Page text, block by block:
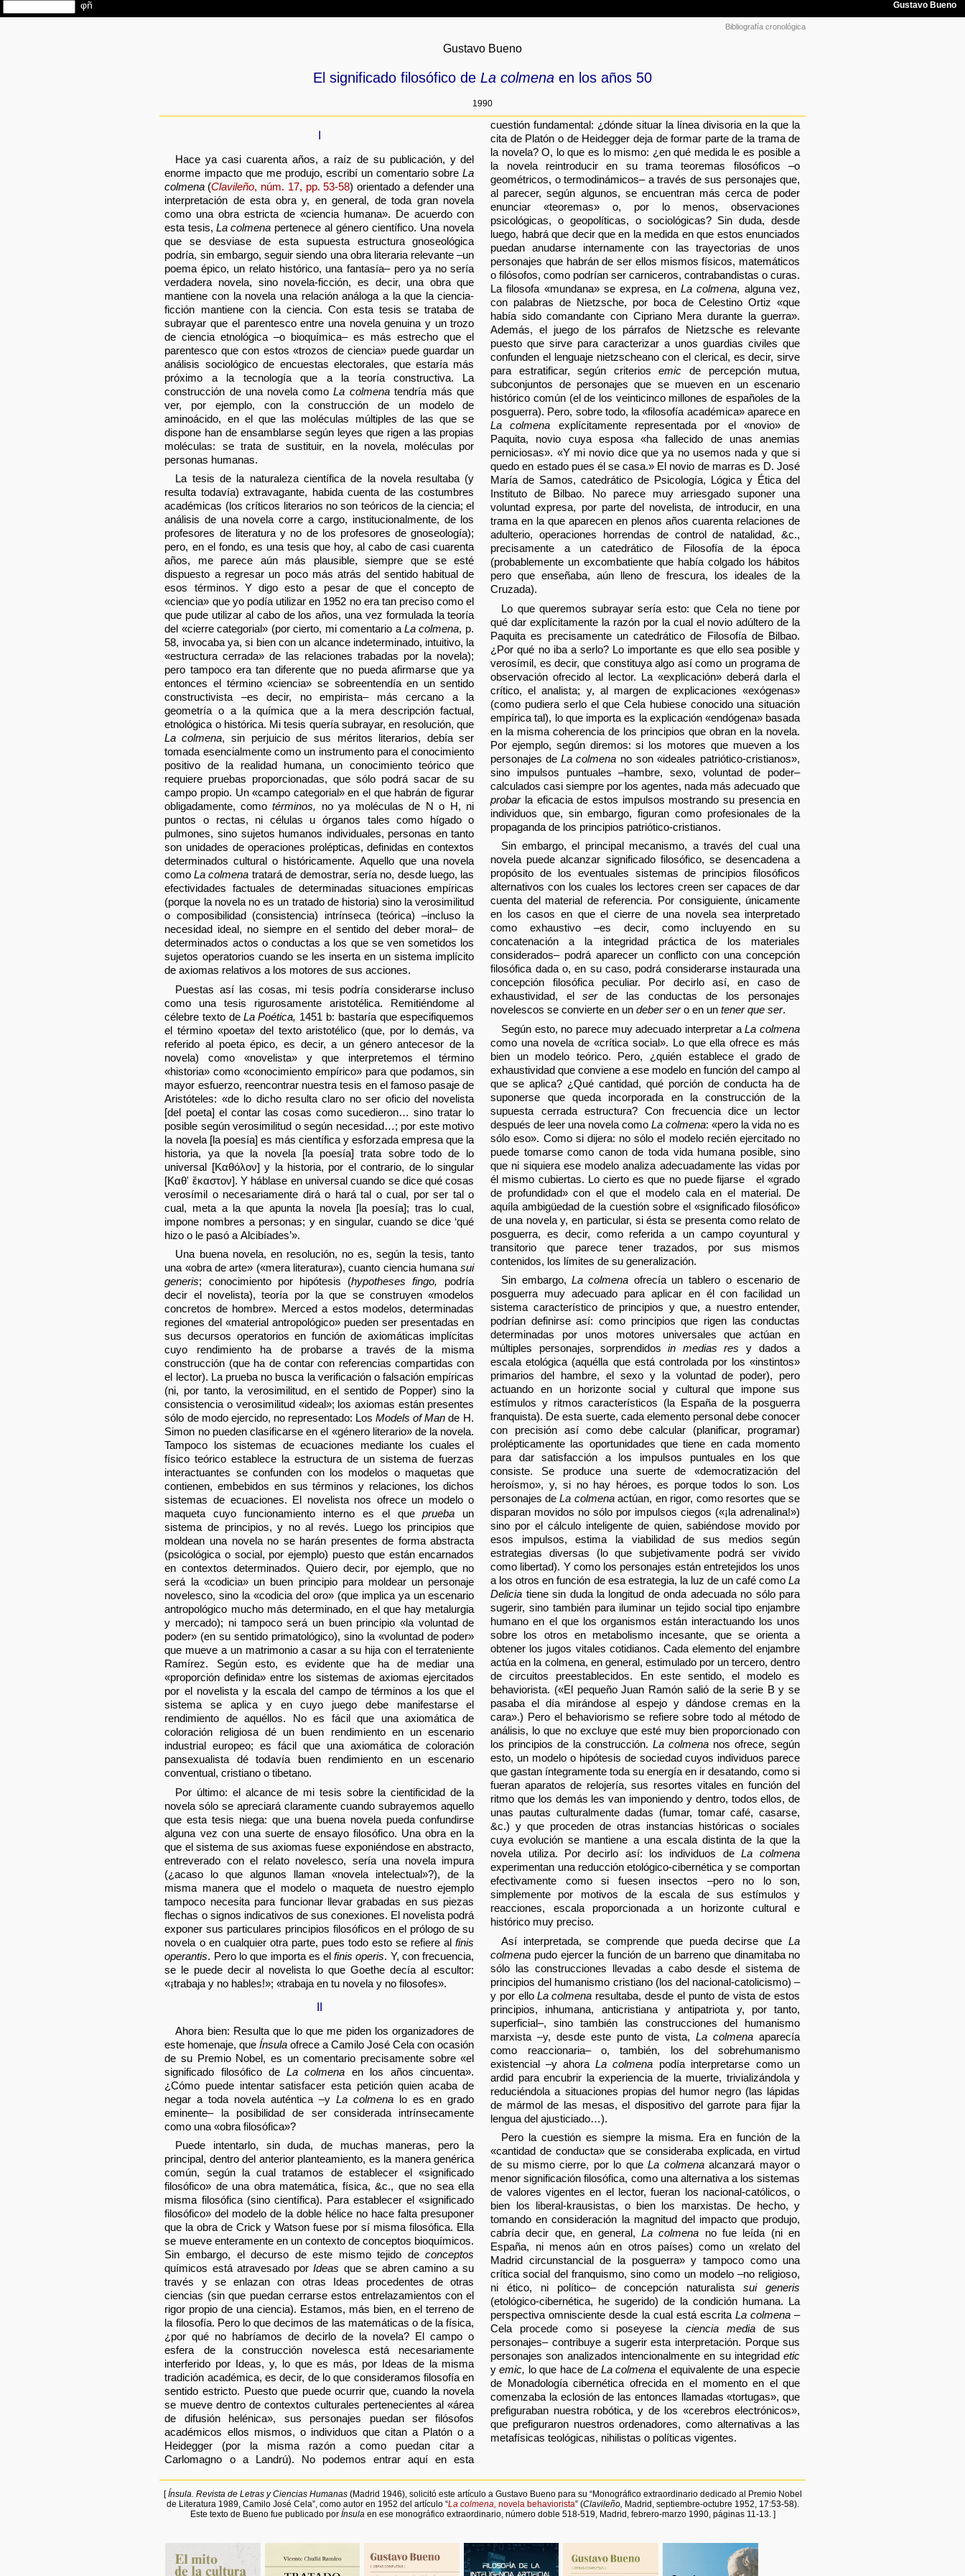
Bibliografía cronológica
Gustavo Bueno
El significado filosófico de La colmena en los años 50
1990
I
Hace ya casi cuarenta años, a raíz de su publicación, y del
enorme impacto que me produjo, escribí un comentario sobreLa
colmena (Clavileño, núm. 17, pp. 53-58) orientado a defender una
interpretación de esta obra y, en general, de toda gran novela
como una obra estricta de «ciencia humana». De acuerdo con
esta tesis,La colmena pertenece al género científico. Una novela
que se desviase de esta supuesta estructura gnoseológica
podría, sin embargo, seguir siendo una obra literaria relevante –un
poema épico, un relato histórico, una fantasía– pero ya no sería
verdadera novela, sino novela-ficción, es decir, una obra que
mantiene con la novela una relación análoga a la que la ciencia-
ficción mantiene con la ciencia. Con esta tesis se trataba de
subrayar que el parentesco entre una novela genuina y un trozo
de ciencia etnológica –o bioquímica– es más estrecho que el
parentesco que con estos «trozos de ciencia» puede guardar un
análisis sociológico de encuestas electorales, que estaría más
próximo a la tecnología que a la teoría constructiva. La
construcción de una novela comoLa colmenatendría más que
ver, por ejemplo, con la construcción de un modelo de
aminoácido, en el que las moléculas múltiples de las que se
dispone han de ensamblarse según leyes que rigen a las propias
moléculas: se trata de sustituir, en la novela, moléculas por
personas humanas.
La tesis de la naturaleza científica de la novela resultaba (y
resulta todavía) extravagante, habida cuenta de las costumbres
académicas (los críticos literarios no son teóricos de la ciencia; el
análisis de una novela corre a cargo, institucionalmente, de los
profesores de literatura y no de los profesores de gnoseología);
pero, en el fondo, es una tesis que hoy, al cabo de casi cuarenta
años, me parece aún más plausible, siempre que se esté
dispuesto a regresar un poco más atrás del sentido habitual de
esos términos. Y digo esto a pesar de que el concepto de
«ciencia» que yo podía utilizar en 1952 no era tan preciso como el
que pude utilizar al cabo de los años, una vez formulada la teoría
del «cierre categorial» (por cierto, mi comentario aLa colmena, p.
58, invocaba ya, si bien con un alcance indeterminado, intuitivo, la
«estructura cerrada» de las relaciones trabadas por la novela);
pero tampoco era tan diferente que no pueda afirmarse que ya
entonces el término «ciencia» se sobreentendía en un sentido
constructivista –es decir, no empirista– más cercano a la
geometría o a la química que a la mera descripción factual,
etnológica o histórica. Mi tesis quería subrayar, en resolución, que
La colmena, sin perjuicio de sus méritos literarios, debía ser
tomada esencialmente como un instrumento para el conocimiento
positivo de la realidad humana, un conocimiento teórico que
requiere pruebas proporcionadas, que sólo podrá sacar de su
campo propio. Un «campo categorial» en el que habrán de figurar
obligadamente, comotérminos, no ya moléculas de N o H, ni
puntos o rectas, ni células u órganos tales como hígado o
pulmones, sino sujetos humanos individuales, personas en tanto
son unidades de operaciones prolépticas, definidas en contextos
determinados cultural o históricamente. Aquello que una novela
comoLa colmena tratará de demostrar, sería no, desde luego, las
efectividades factuales de determinadas situaciones empíricas
(porque la novela no es un tratado de historia) sino la verosimilitud
o composibilidad (consistencia) intrínseca (teórica) –incluso la
necesidad ideal, no siempre en el sentido del deber moral– de
determinados actos o conductas a los que se ven sometidos los
sujetos operatorios cuando se les inserta en un sistema implícito
de axiomas relativos a los motores de sus acciones.
Puestas así las cosas, mi tesis podría considerarse incluso
como una tesis rigurosamente aristotélica. Remitiéndome al
célebre texto deLa Poética, 1451 b: bastaría que especifiquemos
el término «poeta» del texto aristotélico (que, por lo demás, va
referido al poeta épico, es decir, a un género antecesor de la
novela) como «novelista» y que interpretemos el término
«historia» como «conocimiento empírico» para que podamos, sin
mayor esfuerzo, reencontrar nuestra tesis en el famoso pasaje de
Aristóteles: «de lo dicho resulta claro no ser oficio del novelista
[del poeta] el contar las cosas como sucedieron… sino tratar lo
posible según verosimilitud o según necesidad…; por este motivo
la novela [la poesía] es más científica y esforzada empresa que la
historia, ya que la novela [la poesía] trata sobre todo de lo
universal [Καθόλον] y la historia, por el contrario, de lo singular
[Καθ' ἕκαστον]. Y háblase en universal cuando se dice qué cosas
verosímil o necesariamente dirá o hará tal o cual, por ser tal o
cual, meta a la que apunta la novela [la poesía]; tras lo cual,
impone nombres a personas; y en singular, cuando se dice ‘qué
hizo o le pasó a Alcibíades’».
Una buena novela, en resolución, no es, según la tesis, tanto
una «obra de arte» («mera literatura»), cuanto ciencia humanasui
generis; conocimiento por hipótesis (hypotheses fingo, podría
decir el novelista), teoría por la que se construyen «modelos
concretos de hombre». Merced a estos modelos, determinadas
regiones del «material antropológico» pueden ser presentadas en
sus decursos operatorios en función de axiomáticas implícitas
cuyo rendimiento ha de probarse a través de la misma
construcción (que ha de contar con referencias compartidas con
el lector). La prueba no busca la verificación o falsación empíricas
(ni, por tanto, la verosimilitud, en el sentido de Popper) sino la
consistencia o verosimilitud «ideal»; los axiomas están presentes
sólo de modo ejercido, no representado: LosModels of Mande H.
Simon no pueden clasificarse en el «género literario» de la novela.
Tampoco los sistemas de ecuaciones mediante los cuales el
físico teórico establece la estructura de un sistema de fuerzas
interactuantes se confunden con los modelos o maquetas que
contienen, embebidos en sus términos y relaciones, los dichos
sistemas de ecuaciones. El novelista nos ofrece un modelo o
maqueta cuyo funcionamiento interno es el queprueba un
sistema de principios, y no al revés. Luego los principios que
moldean una novela no se harán presentes de forma abstracta
(psicológica o social, por ejemplo) puesto que están encarnados
en contextos determinados. Quiero decir, por ejemplo, que no
será la «codicia» un buen principio para moldear un personaje
novelesco, sino la «codicia del oro» (que implica ya un escenario
antropológico mucho más determinado, en el que hay metalurgia
y mercado); ni tampoco será un buen principio «la voluntad de
poder» (en su sentido primatológico), sino la «voluntad de poder»
que mueve a un matrimonio a casar a su hija con el terrateniente
Ramírez. Según esto, es evidente que ha de mediar una
«proporción definida» entre los sistemas de axiomas ejercitados
por el novelista y la escala del campo de términos a los que el
sistema se aplica y en cuyo juego debe manifestarse el
rendimiento de aquéllos. No es fácil que una axiomática de
coloración religiosa dé un buen rendimiento en un escenario
industrial europeo; es fácil que una axiomática de coloración
pansexualista dé todavía buen rendimiento en un escenario
conventual, cristiano o tibetano.
Por último: el alcance de mi tesis sobre la cientificidad de la
novela sólo se apreciará claramente cuando subrayemos aquello
que esta tesis niega: que una buena novela pueda confundirse
alguna vez con una suerte de ensayo filosófico. Una obra en la
que el sistema de sus axiomas fuese exponiéndose en abstracto,
entreverado con el relato novelesco, sería una novela impura
(¿acaso lo que algunos llaman «novela intelectual»?), de la
misma manera que el modelo o maqueta de nuestro ejemplo
tampoco necesita para funcionar llevar grabadas en sus piezas
flechas o signos indicativos de sus conexiones. El novelista podrá
exponer sus particulares principios filosóficos en el prólogo de su
novela o en cualquier otra parte, pues todo esto se refiere alfinis
operantis. Pero lo que importa es elfinis operis. Y, con frecuencia,
se le puede decir al novelista lo que Goethe decía al escultor:
«¡trabaja y no hables!»; «trabaja en tu novela y no filosofes».
II
Ahora bien: Resulta que lo que me piden los organizadores de
este homenaje, queÍnsulaofrece a Camilo José Cela con ocasión
de su Premio Nobel, es un comentario precisamente sobre «el
significado filosófico deLa colmena en los años cincuenta».
¿Cómo puede intentar satisfacer esta petición quien acaba de
negar a toda novela auténtica –yLa colmena lo es en grado
eminente– la posibilidad de ser considerada intrínsecamente
como una «obra filosófica»?
Puede intentarlo, sin duda, de muchas maneras, pero la
principal, dentro del anterior planteamiento, es la manera genérica
común, según la cual tratamos de establecer el «significado
filosófico» de una obra matemática, física, &c., que no sea ella
misma filosófica (sino científica). Para establecer el «significado
filosófico» del modelo de la doble hélice no hace falta presuponer
que la obra de Crick y Watson fuese por sí misma filosófica. Ella
se mueve enteramente en un contexto de conceptos bioquímicos.
Sin embargo, el decurso de este mismo tejido deconceptos
químicos está atravesado porIdeas que se abren camino a su
través y se enlazan con otras Ideas procedentes de otras
ciencias (sin que puedan cerrarse estos entrelazamientos con el
rigor propio de una ciencia). Estamos, más bien, en el terreno de
la filosofía. Pero lo que decimos de las matemáticas o de la física,
¿por qué no habríamos de decirlo de la novela? El campo o
esfera de la construcción novelesca está necesariamente
interferido por Ideas, y, lo que es más, por Ideas de la misma
tradición académica, es decir, de lo que consideramos filosofía en
sentido estricto. Puesto que puede ocurrir que, cuando la novela
se mueve dentro de contextos culturales pertenecientes al «área
de difusión helénica», sus personajes puedan ser filósofos
académicos ellos mismos, o individuos que citan a Platón o a
Heidegger (por la misma razón a como puedan citar a
Carlomagno o a Landrú). No podemos entrar aquí en esta
cuestión fundamental: ¿dónde situar la línea divisoria en la que la
cita de Platón o de Heidegger deja de formar parte de la trama de
la novela? O, lo que es lo mismo: ¿en qué medida le es posible a
la novela reintroducir en su trama teoremas filosóficos –o
geométricos, o termodinámicos– a través de sus personajes que,
al parecer, según algunos, se encuentran más cerca de poder
enunciar «teoremas» o, por lo menos, observaciones
psicológicas, o geopolíticas, o sociológicas? Sin duda, desde
luego, habrá que decir que en la medida en que estos enunciados
puedan anudarse internamente con las trayectorias de unos
personajes que habrán de ser ellos mismos físicos, matemáticos
o filósofos, como podrían ser carniceros, contrabandistas o curas.
La filosofa «mundana» se expresa, enLa colmena, alguna vez,
con palabras de Nietzsche, por boca de Celestino Ortiz «que
había sido comandante con Cipriano Mera durante la guerra».
Además, el juego de los párrafos de Nietzsche es relevante
puesto que sirve para caracterizar a unos guardias civiles que
confunden el lenguaje nietzscheano con el clerical, es decir, sirve
para estratificar, según criteriosemic de percepción mutua,
subconjuntos de personajes que se mueven en un escenario
histórico común (el de los veinticinco millones de españoles de la
posguerra). Pero, sobre todo, la «filosofía académica» aparece en
La colmena explícitamente representada por el «novio» de
Paquita, novio cuya esposa «ha fallecido de unas anemias
perniciosas». «Y mi novio dice que ya no usemos nada y que si
quedo en estado pues él se casa.» El novio de marras es D. José
María de Samos, catedrático de Psicología, Lógica y Ética del
Instituto de Bilbao. No parece muy arriesgado suponer una
voluntad expresa, por parte del novelista, de introducir, en una
trama en la que aparecen en plenos años cuarenta relaciones de
adulterio, operaciones horrendas de control de natalidad, &c.,
precisamente a un catedrático de Filosofía de la época
(probablemente un excombatiente que había colgado los hábitos
pero que enseñaba, aún lleno de frescura, los ideales de la
Cruzada).
Lo que queremos subrayar sería esto: que Cela no tiene por
qué dar explícitamente la razón por la cual el novio adúltero de la
Paquita es precisamente un catedrático de Filosofía de Bilbao.
¿Por qué no iba a serlo? Lo importante es que ello sea posible y
verosímil, es decir, que constituya algo así como un programa de
observación ofrecido al lector. La «explicación» deberá darla el
crítico, el analista; y, al margen de explicaciones «exógenas»
(como pudiera serlo el que Cela hubiese conocido una situación
empírica tal), lo que importa es la explicación «endógena» basada
en la misma coherencia de los principios que obran en la novela.
Por ejemplo, según diremos: si los motores que mueven a los
personajes deLa colmena no son «ideales patriótico-cristianos»,
sino impulsos puntuales –hambre, sexo, voluntad de poder–
calculados casi siempre por los agentes, nada más adecuado que
probarla eficacia de estos impulsos mostrando su presencia en
individuos que, sin embargo, figuran como profesionales de la
propaganda de los principios patriótico-cristianos.
Sin embargo, el principal mecanismo, a través del cual una
novela puede alcanzar significado filosófico, se desencadena a
propósito de los eventuales sistemas de principios filosóficos
alternativos con los cuales los lectores creen ser capaces de dar
cuenta del material de referencia. Por consiguiente, únicamente
en los casos en que el cierre de una novela sea interpretado
como exhaustivo –es decir, como incluyendo en su
concatenación a la integridad práctica de los materiales
considerados– podrá aparecer un conflicto con una concepción
filosófica dada o, en su caso, podrá considerarse instaurada una
concepción filosófica peculiar. Por decirlo así, en caso de
exhaustividad, elserde las conductas de los personajes
novelescos se convierte en undeber sero en untener que ser.
Según esto, no parece muy adecuado interpretar aLa colmena
como una novela de «crítica social». Lo que ella ofrece es más
bien un modelo teórico. Pero, ¿quién establece el grado de
exhaustividad que conviene a ese modelo en función del campo al
que se aplica? ¿Qué cantidad, qué porción de conducta ha de
suponerse que queda incorporada en la construcción de la
supuesta cerrada estructura? Con frecuencia dice un lector
después de leer una novela comoLa colmena: «pero la vida no es
sólo eso». Como si dijera: no sólo el modelo recién ejercitado no
puede tomarse como canon de toda vida humana posible, sino
que ni siquiera ese modelo analiza adecuadamente las vidas por
él mismo cubiertas. Lo cierto es que no puede fijarse
el «grado
de profundidad» con el que el modelo cala en el material. De
aquíla ambigüedad de la cuestión sobre el «significado filosófico»
de una novela y, en particular, si ésta se presenta como relato de
posguerra, es decir, como referida a un campo coyuntural y
transitorio que parece tener trazados, por sus mismos
contenidos, los límites de su generalización.
Sin embargo,La colmena ofrecía un tablero o escenario de
posguerra muy adecuado para aplicar en él con facilidad un
sistema característico de principios y que, a nuestro entender,
podrían definirse así: como principios que rigen las conductas
determinadas por unos motores universales que actúan en
múltiples personajes, sorprendidosin medias res y dados a
escala etológica (aquélla que está controlada por los «instintos»
primarios del hambre, el sexo y la voluntad de poder), pero
actuando en un horizonte social y cultural que impone sus
estímulos y ritmos característicos (la España de la posguerra
franquista). De esta suerte, cada elemento personal debe conocer
con precisión así como debe calcular (planificar, programar)
prolépticamente las oportunidades que tiene en cada momento
para dar satisfacción a los impulsos puntuales en los que
consiste. Se produce una suerte de «democratización del
heroísmo», y, si no hay héroes, es porque todos lo son. Los
personajes deLa colmenaactúan, en rigor, como resortes que se
disparan movidos no sólo por impulsos ciegos («¡la adrenalina!»)
sino por el cálculo inteligente de quien, sabiéndose movido por
esos impulsos, estima la viabilidad de sus medios según
estrategias diversas (lo que subjetivamente podrá ser vivido
como libertad). Y como los personajes están entretejidos los unos
a los otros en función de esa estrategia, la luz de un café comoLa
Delicia tiene sin duda la longitud de onda adecuada no sólo para
sugerir, sino también para iluminar un tejido social tipo enjambre
humano en el que los organismos están interactuando los unos
sobre los otros en metabolismo incesante, que se orienta a
obtener los jugos vitales cotidianos. Cada elemento del enjambre
actúa en la colmena, en general, estimulado por un tercero, dentro
de circuitos preestablecidos. En este sentido, el modelo es
behaviorista. («El pequeño Juan Ramón salió de la serie B y se
pasaba el día mirándose al espejo y dándose cremas en la
cara».) Pero el behaviorismo se refiere sobre todo al método de
análisis, lo que no excluye que esté muy bien proporcionado con
los principios de la construcción.La colmena nos ofrece, según
esto, un modelo o hipótesis de sociedad cuyos individuos parece
que gastan íntegramente toda su energía en ir desatando, como si
fueran aparatos de relojería, sus resortes vitales en función del
ritmo que los demás les van imponiendo y dentro, todos ellos, de
unas pautas culturalmente dadas (fumar, tomar café, casarse,
&c.) y que proceden de otras instancias históricas o sociales
cuya evolución se mantiene a una escala distinta de la que la
novela utiliza. Por decirlo así: los individuos deLa colmena
experimentan una reducción etológico-cibernética y se comportan
efectivamente como si fuesen insectos –pero no lo son,
simplemente por motivos de la escala de sus estímulos y
reacciones, escala proporcionada a un horizonte cultural e
histórico muy preciso.
Así interpretada, se comprende que pueda decirse queLa
colmena pudo ejercer la función de un barreno que dinamitaba no
sólo las construcciones llevadas a cabo desde el sistema de
principios del humanismo cristiano (los del nacional-catolicismo) –
y por elloLa colmena resultaba, desde el punto de vista de estos
principios, inhumana, anticristiana y antipatriota y, por tanto,
superficial–, sino también las construcciones del humanismo
marxista –y, desde este punto de vista,La colmena aparecía
como reaccionaria– o, también, los del sobrehumanismo
existencial –y ahoraLa colmena podía interpretarse como un
ardid para encubrir la experiencia de la muerte, trivializándola y
reduciéndola a situaciones propias del humor negro (las lápidas
de mármol de las mesas, el dispositivo del garrote para fijar la
lengua del ajusticiado…).
Pero la cuestión es siempre la misma. Era en función de la
«cantidad de conducta» que se consideraba explicada, en virtud
de su mismo cierre, por lo queLa colmenaalcanzará mayor o
menor significación filosófica, como una alternativa a los sistemas
de valores vigentes en el lector, fueran los nacional-católicos, o
bien los liberal-krausistas, o bien los marxistas. De hecho, y
tomando en consideración la magnitud del impacto que produjo,
cabría decir que, en general,La colmena no fue leída (ni en
España, ni menos aún en otros países) como un «relato del
Madrid circunstancial de la posguerra» y tampoco como una
crítica social del franquismo, sino como un modelo –no religioso,
ni ético, ni político– de concepción naturalistasui generis
(etológico-cibernética, he sugerido) de la condición humana. La
perspectiva omnisciente desde la cual está escritaLa colmena –
Cela procede como si poseyese laciencia media de sus
personajes– contribuye a sugerir esta interpretación. Porque sus
personajes son analizados intencionalmente en su integridadetic
yemic, lo que hace deLa colmena el equivalente de una especie
de Monadología cibernética ofrecida en el momento en el que
comenzaba la eclosión de las entonces llamadas «tortugas», que
prefiguraban nuestra robótica, y de los «cerebros electrónicos»,
que prefiguraron nuestros ordenadores, como alternativas a las
metafísicas teológicas, nihilistas o políticas vigentes.
[Ínsula. Revista de Letras y Ciencias Humanas(Madrid 1946), solicitó este artículo a Gustavo Bueno para su “Monográfico extraordinario dedicado al Premio Nobel
de Literatura 1989, Camilo José Cela”, como autor en 1952 del artículo “La colmena, novela behaviorista” (Clavileño, Madrid, septiembre-octubre 1952, 17:53-58).
Este texto de Bueno fue publicado por Ínsulaen ese monográfico extraordinario, número doble 518-519, Madrid, febrero-marzo 1990, páginas 11-13. ]